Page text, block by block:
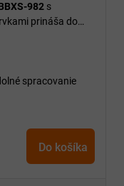
982 s
prináša do
spracovanie
alebo poličku
Do košíka